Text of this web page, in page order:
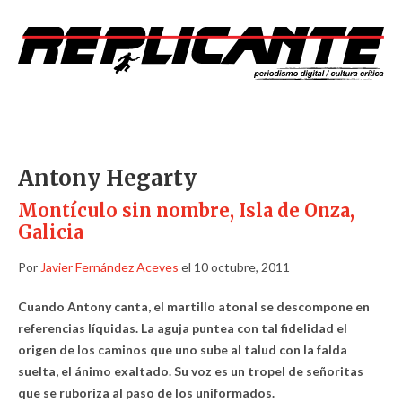
Antony Hegarty
Montículo sin nombre, Isla de Onza,
Galicia
Por Javier Fernández Aceves el 10 octubre, 2011
Cuando Antony canta, el martillo atonal se descompone en
referencias líquidas. La aguja puntea con tal fidelidad el
origen de los caminos que uno sube al talud con la falda
suelta, el ánimo exaltado. Su voz es un tropel de señoritas
que se ruboriza al paso de los uniformados.